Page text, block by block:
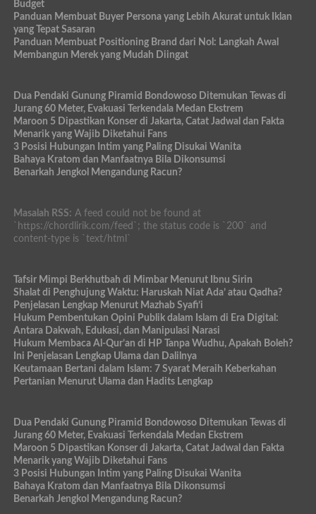
Budget
Panduan Membuat Buyer Persona yang Lebih Akurat untuk Iklan
yang Tepat Sasaran
Panduan Membuat Positioning Brand dari Nol: Langkah Awal
Membangun Merek yang Mudah Diingat
Dua Pendaki Gunung Piramid Bondowoso Ditemukan Tewas di
Jurang 60 Meter, Evakuasi Terkendala Medan Ekstrem
Maroon 5 Dipastikan Konser di Jakarta, Catat Jadwal dan Fakta
Menarik yang Wajib Diketahui Fans
3 Posisi Hubungan Intim yang Paling Disukai Wanita
Bahaya Kratom dan Manfaatnya Bila Dikonsumsi
Benarkah Jengkol Mengandung Racun?
Masalah RSS: A feed could not be found at
`https://chordlirik.com/feed`; the status code is `200` and
content-type is `text/html`
Tafsir Mimpi Berkhutbah di Mimbar Menurut Ibnu Sirin
Shalat di Penghujung Waktu: Haruskah Niat Ada’ atau Qadha?
Penjelasan Lengkap Menurut Mazhab Syafi’i
Hukum Pembentukan Opini Publik dalam Islam di Era Digital:
Antara Dakwah, Edukasi, dan Manipulasi Narasi
Hukum Membaca Al-Qur’an di HP Tanpa Wudhu, Apakah Boleh?
Ini Penjelasan Lengkap Ulama dan Dalilnya
Keutamaan Bertani dalam Islam: 7 Syarat Meraih Keberkahan
Pertanian Menurut Ulama dan Hadits Lengkap
Dua Pendaki Gunung Piramid Bondowoso Ditemukan Tewas di
Jurang 60 Meter, Evakuasi Terkendala Medan Ekstrem
Maroon 5 Dipastikan Konser di Jakarta, Catat Jadwal dan Fakta
Menarik yang Wajib Diketahui Fans
3 Posisi Hubungan Intim yang Paling Disukai Wanita
Bahaya Kratom dan Manfaatnya Bila Dikonsumsi
Benarkah Jengkol Mengandung Racun?